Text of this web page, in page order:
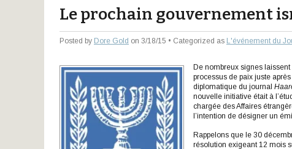
Le prochain gouvernement
Posted by Dore Gold on 3/18/15 • Categorized as L'événement du
De nombreux signes
processus de paix juste
diplomatique du journal
nouvelle initiative était à
chargée des Affaires
l’intention de désigner un
Rappelons que le 30
résolution exigeant 12 mois